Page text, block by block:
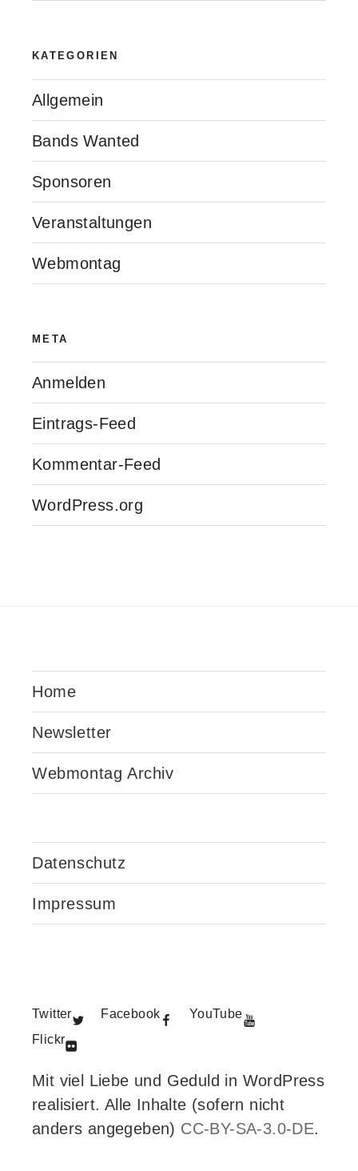
KATEGORIEN
Allgemein
Bands Wanted
Sponsoren
Veranstaltungen
Webmontag
META
Anmelden
Eintrags-Feed
Kommentar-Feed
WordPress.org
Home
Newsletter
Webmontag Archiv
Datenschutz
Impressum
Twitter Facebook
YouTube
Flickr
Mit viel Liebe und Geduld in WordPress
realisiert. Alle Inhalte (sofern nicht
anders angegeben) CC-BY-SA-3.0-DE.